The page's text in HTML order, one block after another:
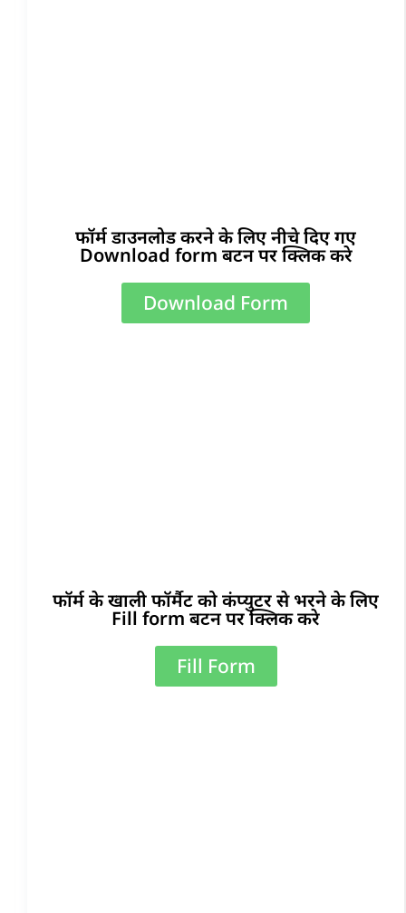
फॉर्म डाउनलोड करने के लिए नीचे दिए गए
Download form बटन पर क्लिक करे
Download Form
फॉर्म के खाली फॉर्मैट को कंप्युटर से भरने के लिए
Fill form बटन पर क्लिक करे
Fill Form